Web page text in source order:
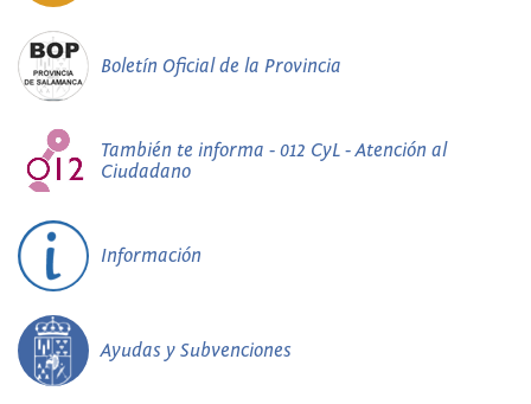
Boletín Oficial de la Provincia
También te informa - 012 CyL - Atención al
Ciudadano
Información
Ayudas y Subvenciones